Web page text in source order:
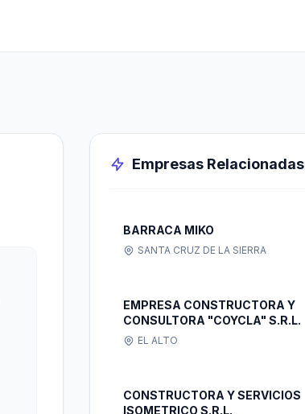
Empresas Relacionadas
BARRACA MIKO
SANTA CRUZ DE LA SIERRA
EMPRESA CONSTRUCTORA Y
CONSULTORA "COYCLA" S.R.L.
EL ALTO
CONSTRUCTORA Y SERVICIOS
ISOMETRICO S.R.L.